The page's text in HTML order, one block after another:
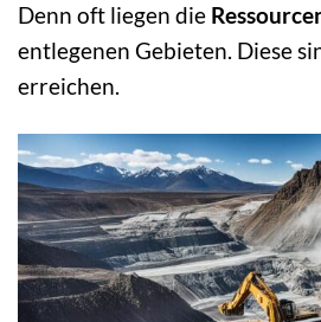
Denn oft liegen die
entlegenen Gebieten. Diese
erreichen.